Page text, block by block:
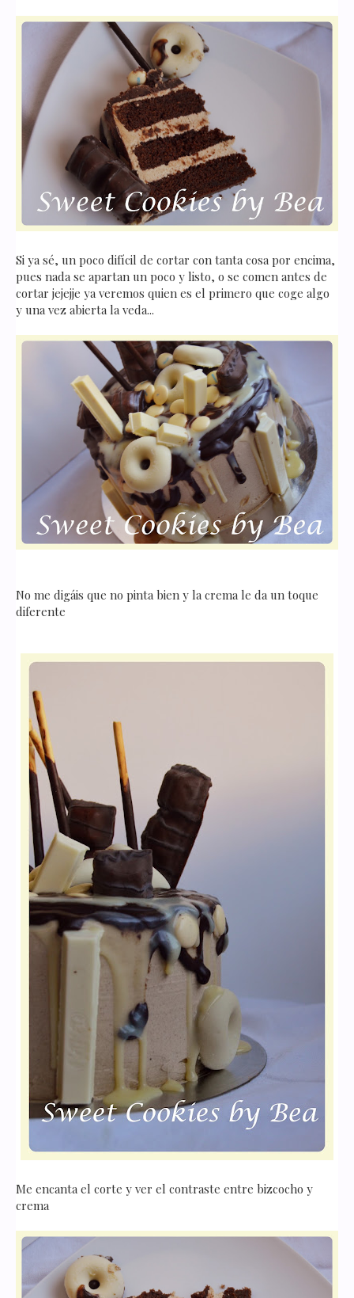
Si ya sé, un poco difícil de cortar con tanta cosa por encima,
pues nada se apartan un poco y listo, o se comen antes de
cortar jejejje ya veremos quien es el primero que coge algo
y una vez abierta la veda...
No me digáis que no pinta bien y la crema le da un toque
diferente
Me encanta el corte y ver el contraste entre bizcocho y
crema